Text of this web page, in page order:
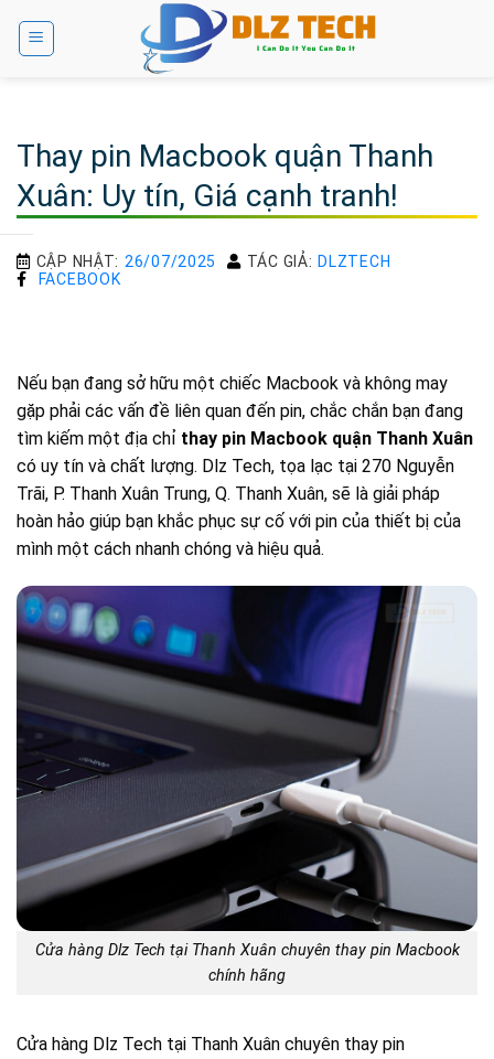
Thay pin Macbook quận Thanh
Xuân: Uy tín, Giá cạnh tranh!
CẬP NHẬT: 26/07/2025 TÁC GIẢ: DLZTECH
FACEBOOK
Nếu bạn đang sở hữu một chiếc Macbook và không may
gặp phải các vấn đề liên quan đến pin, chắc chắn bạn đang
tìm kiếm một địa chỉ thay pin Macbook quận Thanh Xuân
có uy tín và chất lượng. Dlz Tech, tọa lạc tại 270 Nguyễn
Trãi, P. Thanh Xuân Trung, Q. Thanh Xuân, sẽ là giải pháp
hoàn hảo giúp bạn khắc phục sự cố với pin của thiết bị của
mình một cách nhanh chóng và hiệu quả.
Cửa hàng Dlz Tech tại Thanh Xuân chuyên thay pin Macbook
chính hãng
Cửa hàng Dlz Tech tại Thanh Xuân chuyên thay pin